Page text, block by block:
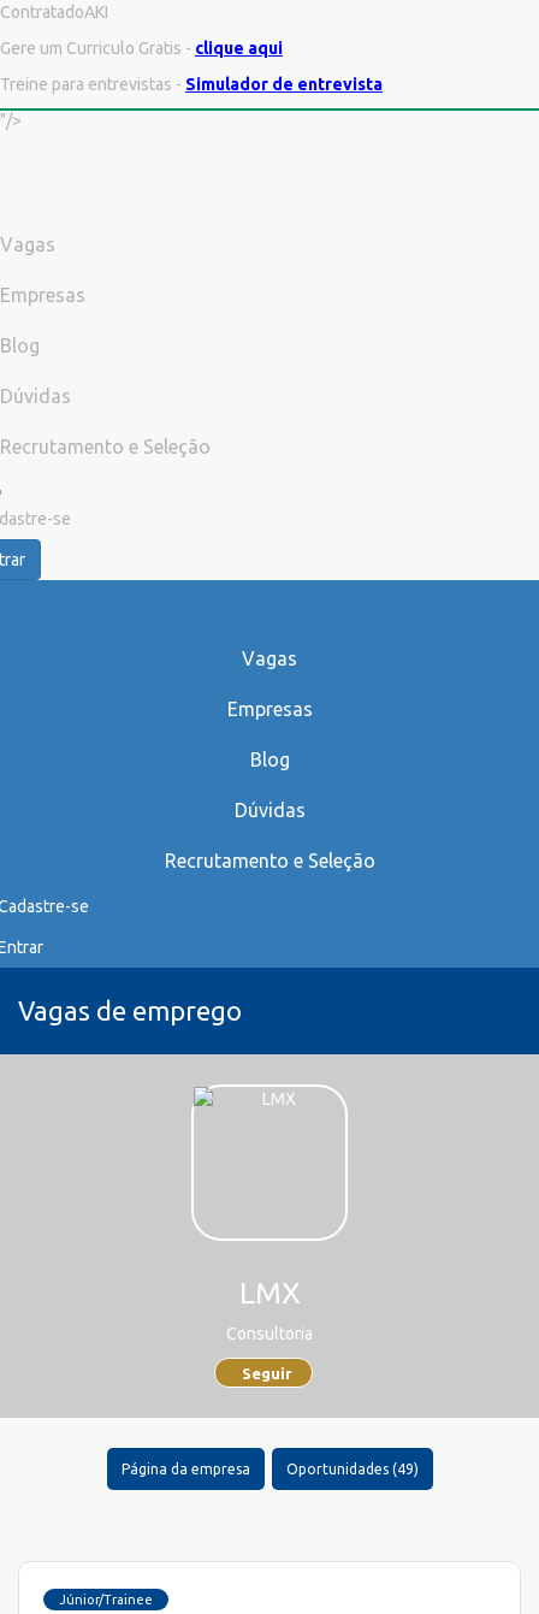
ContratadoAKI
Gere um Curriculo Gratis - clique aqui
Treine para entrevistas - Simulador de entrevista
"/>
Vagas
Empresas
Blog
Dúvidas
Recrutamento e Seleção
se
Vagas
Empresas
Blog
Dúvidas
Recrutamento e Seleção
se
Vagas de emprego
LMX
Consultoria
Seguir
Página da empresa Oportunidades (49)
Júnior/Trainee